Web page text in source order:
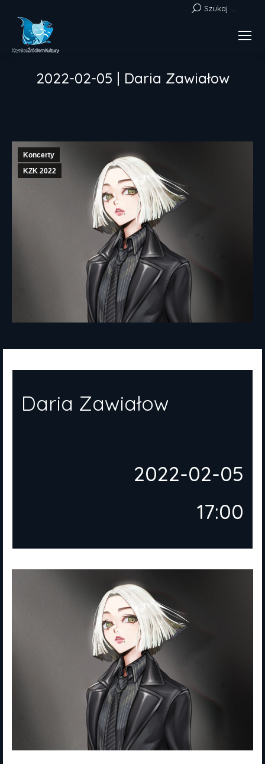
Szukaj:Szukaj ...
2022-02-05 | Daria Zawiałow
Koncerty
KZK 2022
Daria Zawiałow
2022-02-05
17:00